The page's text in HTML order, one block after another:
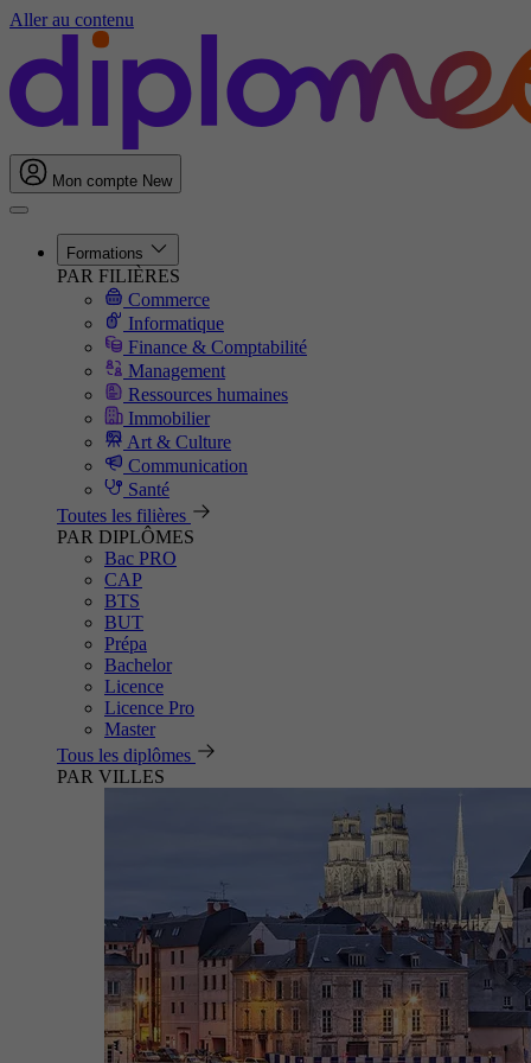
Aller au contenu
Mon compte New
Formations
PAR FILIÈRES
Commerce
Informatique
Finance & Comptabilité
Management
Ressources humaines
Immobilier
Art & Culture
Communication
Santé
Toutes les filières
PAR DIPLÔMES
Bac PRO
CAP
BTS
BUT
Prépa
Bachelor
Licence
Licence Pro
Master
Tous les diplômes
PAR VILLES